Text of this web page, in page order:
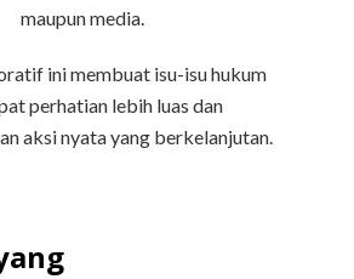
maupun media.
ini membuat isu-isu hukum
perhatian lebih luas dan
aksi nyata yang berkelanjutan.